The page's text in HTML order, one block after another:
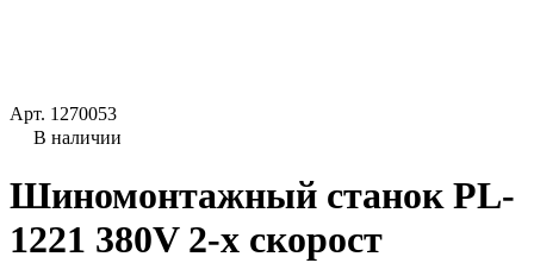
Арт. 1270053
В наличии
Шиномонтажный станок PL-
1221 380V 2-х скорост